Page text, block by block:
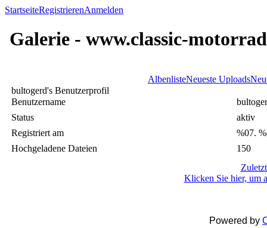
StartseiteRegistrierenAnmelden
Galerie - www.classic-
AlbenlisteNeueste Uploads
bultogerd's Benutzerprofil
Benutzername
Status
aktiv
Registriert am
%07.
Hochgeladene Dateien
150
Klicken Sie hier, um
Powered by